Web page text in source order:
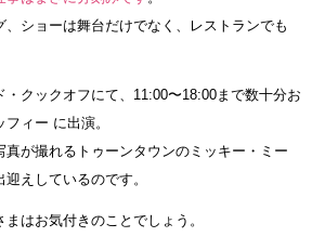
ショーは舞台だけでなく、レストランでも
・クックオフにて、11:00〜18:00まで数十分お
ィー に出演。
真が撮れるトゥーンタウンのミッキー・ミー
えしているのです。
はお気付きのことでしょう。